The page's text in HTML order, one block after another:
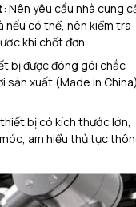
: Nên yêu cầu nhà cung
nếu có thể, nên kiểm tra
khi chốt đơn.
bị được đóng gói chắc
sản xuất (Made in
bị có kích thước lớn,
am hiểu thủ tục